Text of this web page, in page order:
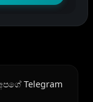
Telegram